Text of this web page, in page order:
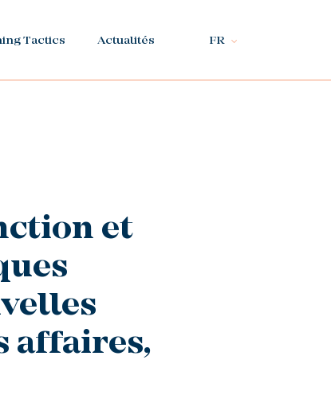
Tactics Actualités FR
et
affaires,